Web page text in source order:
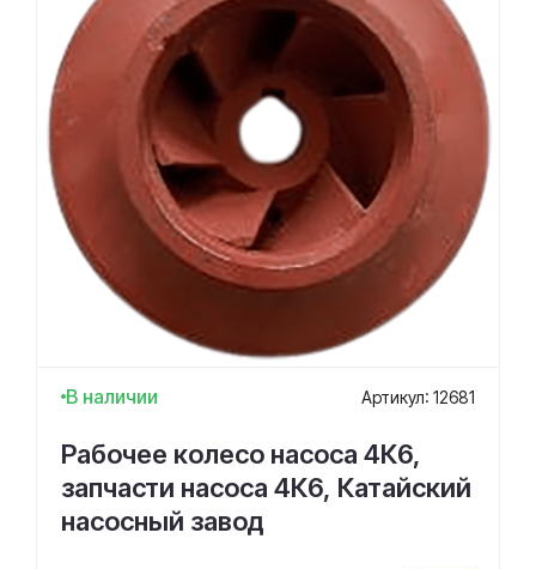
В наличии Артикул: 12681
Рабочее колесо насоса 4К6,
запчасти насоса 4К6, Катайский
насосный завод